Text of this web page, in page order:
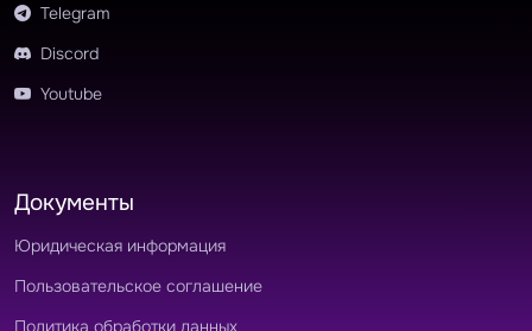
Telegram
Discord
Youtube
Документы
Юридическая информация
Пользовательское соглашение
Политика обработки данных